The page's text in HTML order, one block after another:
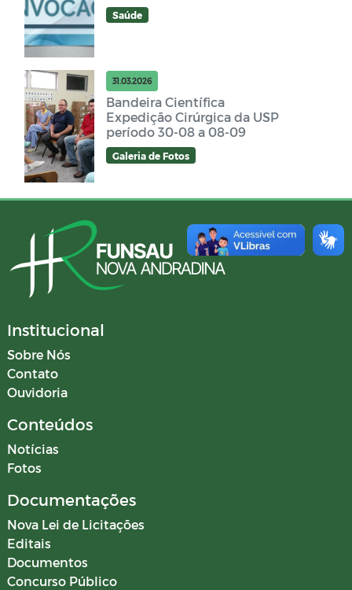
Saúde
31.03.2026
Bandeira Científica
Expedição Cirúrgica da USP
período 30-08 a 08-09
Galeria de Fotos
Institucional
Sobre Nós
Contato
Ouvidoria
Conteúdos
Notícias
Fotos
Documentações
Nova Lei de Licitações
Editais
Documentos
Concurso Público